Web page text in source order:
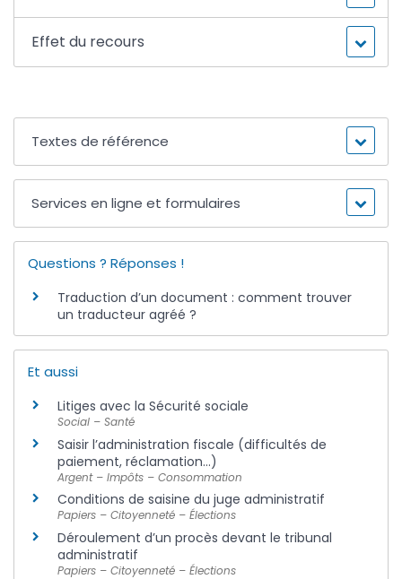
Effet du recours
Textes de référence
Services en ligne et formulaires
Questions ? Réponses !
Traduction d’un document : comment trouver
un traducteur agréé ?
Et aussi
Litiges avec la Sécurité sociale
Social – Santé
Saisir l’administration fiscale (difficultés de
paiement, réclamation…)
Argent – Impôts – Consommation
Conditions de saisine du juge administratif
Papiers – Citoyenneté – Élections
Déroulement d’un procès devant le tribunal
administratif
Papiers – Citoyenneté – Élections